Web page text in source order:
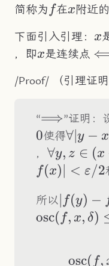
简称为 ff在x
x附近
下面引入引理： x
x
，即x
x是连续点
/Proof/ （引理证明
“⟹”证明：
0使得
x|
∀∣ y − x
， \forall
∀y, z ∈ (x
f(x) < ε/2
所以 |f(y)-
f(y) −
osc( f, x, δ)
osc( f,